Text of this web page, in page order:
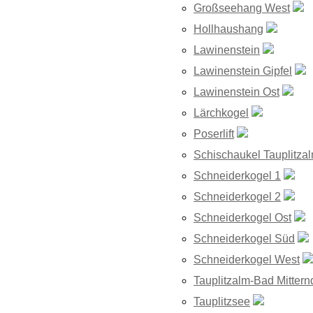
Großseehang West
Hollhaushang
Lawinenstein
Lawinenstein Gipfel
Lawinenstein Ost
Lärchkogel
Poserlift
Schischaukel
Schneiderkogel 1
Schneiderkogel 2
Schneiderkogel Ost
Schneiderkogel Süd
Schneiderkogel West
Tauplitzalm-Bad
Tauplitzsee